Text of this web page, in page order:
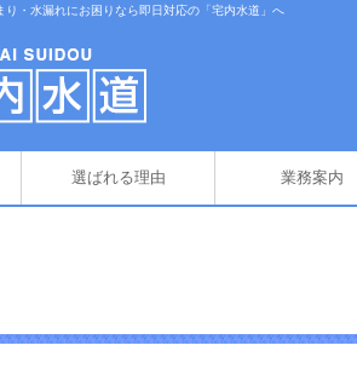
・水漏れにお困りなら即日対応の「宅内水道」へ
選ばれる理由 業務案内